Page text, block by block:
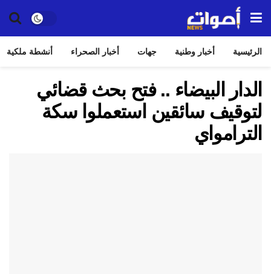
الرئيسية أخبار وطنية جهات أخبار الصحراء أنشطة ملكية
الدار البيضاء .. فتح بحث قضائي
لتوقيف سائقين استعملوا سكة
الترامواي